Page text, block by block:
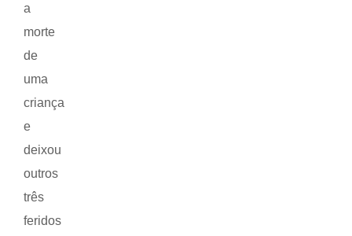
a
morte
de
uma
criança
e
deixou
outros
três
feridos